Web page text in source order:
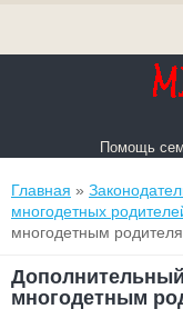
Помощь
Вы здесь
Главная »
многодетных
многодетным
многодетным